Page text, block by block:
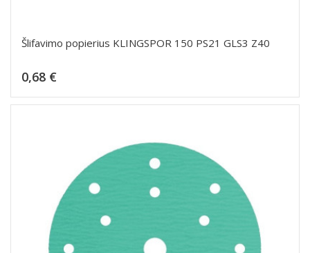
Šlifavimo popierius KLINGSPOR 150 PS21 GLS3 Z40
0,68 €